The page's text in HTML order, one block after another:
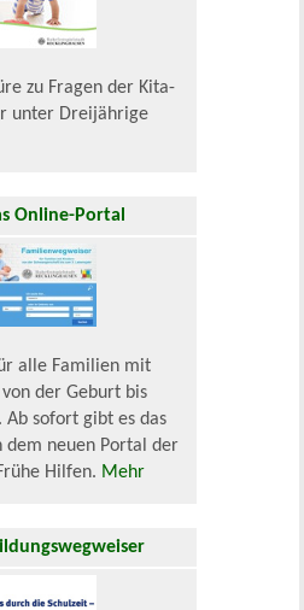
zu Fragen der Kita-
unter Dreijährige
Online-Portal
alle Familien mit
der Geburt bis
sofort gibt es das
dem neuen Portal der
Hilfen. Mehr